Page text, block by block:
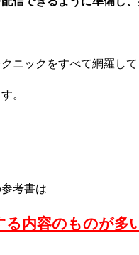
ニックをすべて網羅して
。
考書は
内容のものが多